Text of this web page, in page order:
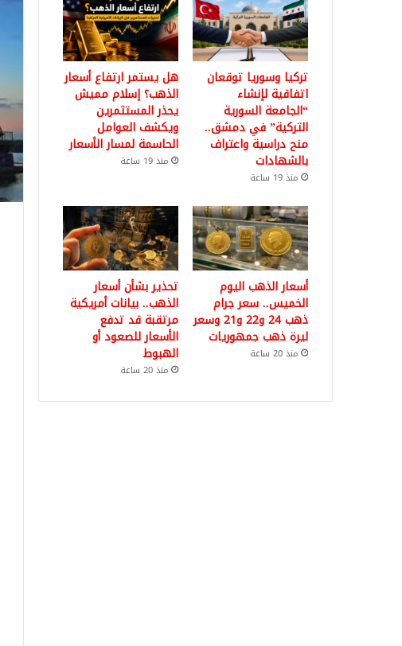
تركيا وسوريا توقعان
اتفاقية لإنشاء
“الجامعة السورية
التركية” في دمشق..
منح دراسية واعتراف
بالشهادات
منذ 19 ساعة
هل يستمر ارتفاع أسعار
الذهب؟ إسلام مميش
يحذر المستثمرين
ويكشف العوامل
الحاسمة لمسار الأسعار
منذ 19 ساعة
أسعار الذهب اليوم
الخميس.. سعر جرام
ذهب 24 و22 و21 وسعر
ليرة ذهب جمهوريات
منذ 20 ساعة
تحذير بشأن أسعار
الذهب.. بيانات أمريكية
مرتقبة قد تدفع
الأسعار للصعود أو
الهبوط
منذ 20 ساعة